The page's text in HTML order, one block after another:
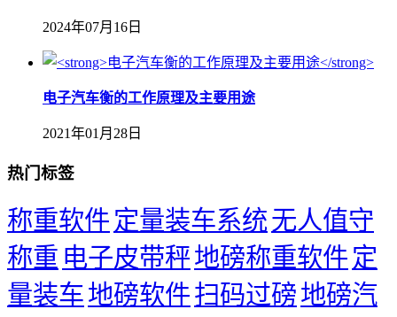
2024年07月16日
​电子汽车衡的工作原理及主要用途
2021年01月28日
热门标签
称重软件 定量装车系统无人值守
称重 电子皮带秤地磅称重软件 定
量装车地磅软件扫码过磅地磅汽